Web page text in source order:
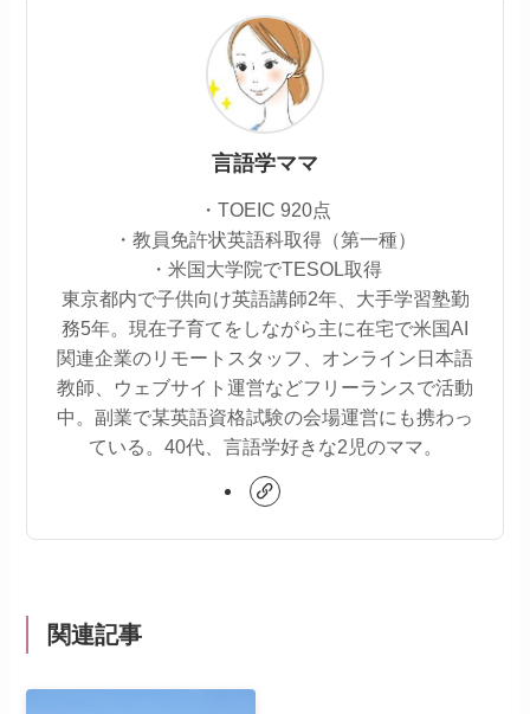
言語学ママ
・TOEIC 920点
・教員免許状英語科取得（第一種）
・米国大学院でTESOL取得
東京都内で子供向け英語講師2年、大手学習塾勤
務5年。現在子育てをしながら主に在宅で米国AI
関連企業のリモートスタッフ、オンライン日本語
教師、ウェブサイト運営などフリーランスで活動
中。副業で某英語資格試験の会場運営にも携わっ
ている。40代、言語学好きな2児のママ。
関連記事